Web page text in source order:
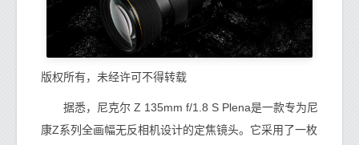
版权所有，未经许可不得转载
据悉，尼克尔 Z 135mm f/1.8 S Plena是一款专为尼
康Z系列全画幅无反相机设计的定焦镜头。它采用了一枚